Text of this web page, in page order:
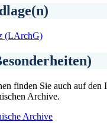
(LArchG)
finden Sie auch auf den
Archive.
Archive